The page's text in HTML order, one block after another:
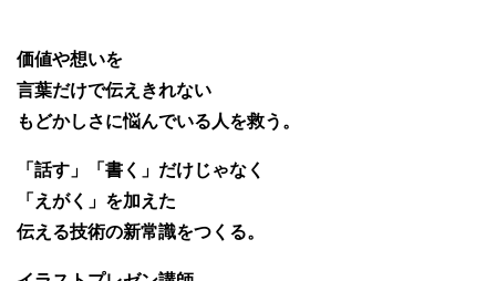
価値や想いを
言葉だけで伝えきれない
もどかしさに悩んでいる人を救う。
「話す」「書く」だけじゃなく
「えがく」を加えた
伝える技術の新常識をつくる。